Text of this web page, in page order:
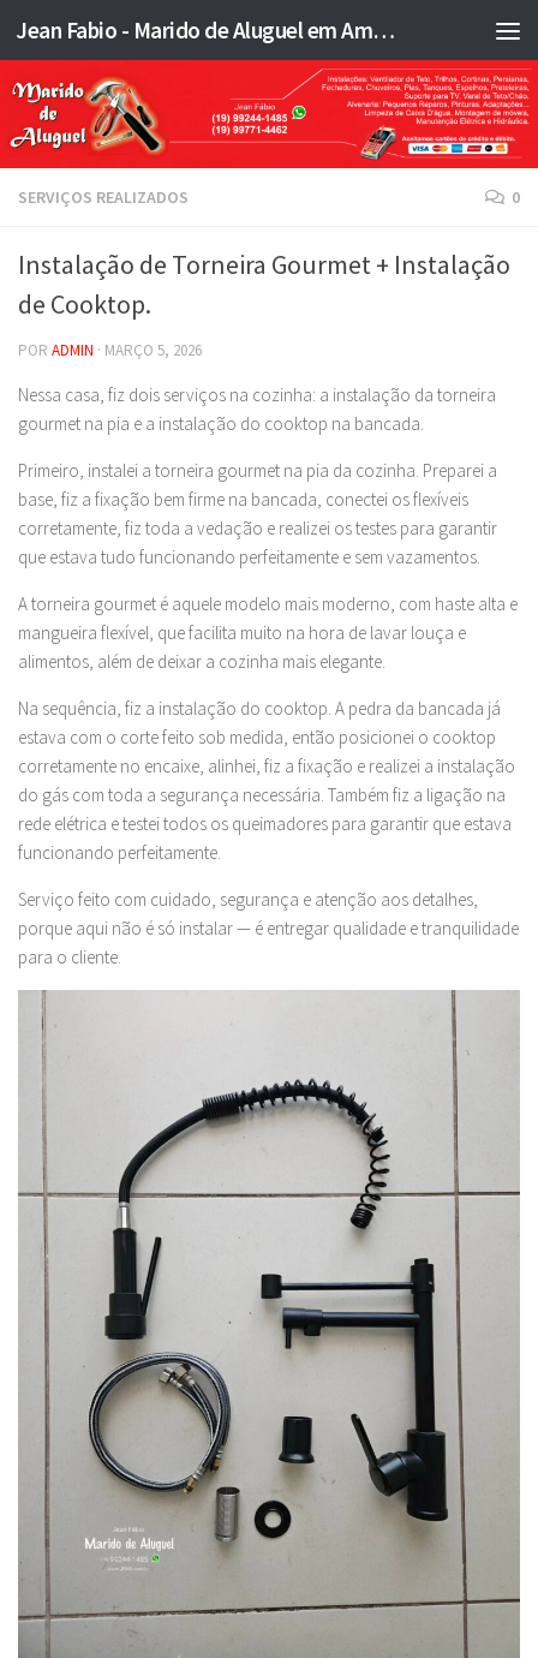
Skip to content Jean Fabio - Marido de Aluguel em Americana SP e região - JFMA
SERVIÇOS REALIZADOS 0
Instalação de Torneira Gourmet + Instalação
de Cooktop.
POR ADMIN · MARÇO 5, 2026
Nessa casa, fiz dois serviços na cozinha: a instalação da torneira
gourmet na pia e a instalação do cooktop na bancada.
Primeiro, instalei a torneira gourmet na pia da cozinha. Preparei a
base, fiz a fixação bem firme na bancada, conectei os flexíveis
corretamente, fiz toda a vedação e realizei os testes para garantir
que estava tudo funcionando perfeitamente e sem vazamentos.
A torneira gourmet é aquele modelo mais moderno, com haste alta e
mangueira flexível, que facilita muito na hora de lavar louça e
alimentos, além de deixar a cozinha mais elegante.
Na sequência, fiz a instalação do cooktop. A pedra da bancada já
estava com o corte feito sob medida, então posicionei o cooktop
corretamente no encaixe, alinhei, fiz a fixação e realizei a instalação
do gás com toda a segurança necessária. Também fiz a ligação na
rede elétrica e testei todos os queimadores para garantir que estava
funcionando perfeitamente.
Serviço feito com cuidado, segurança e atenção aos detalhes,
porque aqui não é só instalar — é entregar qualidade e tranquilidade
para o cliente.